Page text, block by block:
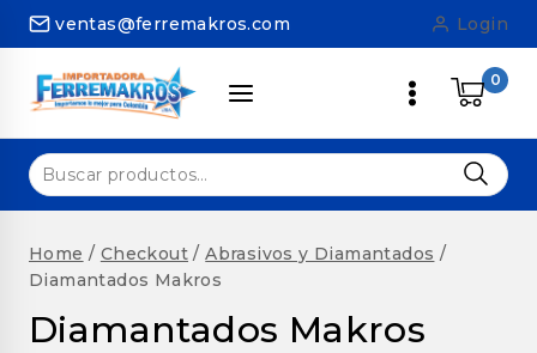
Skip
ventas@ferremakros.com Login
0
Buscar
por:
Home / Checkout / Abrasivos y Diamantados /
Diamantados Makros
Diamantados Makros